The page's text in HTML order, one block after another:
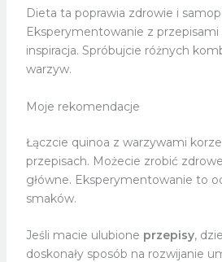
Dieta ta poprawia zdrowie i
Eksperymentowanie z przepisami
inspiracja. Spróbujcie różnych
warzyw.
Moje rekomendacje
Łączcie quinoa z warzywami
przepisach. Możecie zrobić
główne. Eksperymentowanie to
smaków.
Jeśli macie ulubione przepisy,
doskonały sposób na rozwijanie